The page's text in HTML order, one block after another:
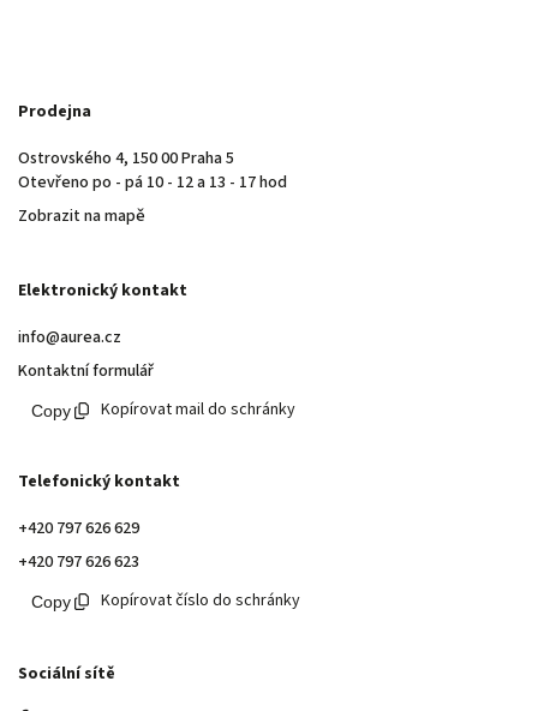
Prodejna
Ostrovského 4, 150 00 Praha 5
Otevřeno po - pá 10 - 12 a 13 - 17 hod
Zobrazit na mapě
Elektronický kontakt
info@aurea.cz
Kontaktní formulář
Kopírovat mail do schránky
Telefonický kontakt
+420 797 626 629
+420 797 626 623
Kopírovat číslo do schránky
Sociální sítě